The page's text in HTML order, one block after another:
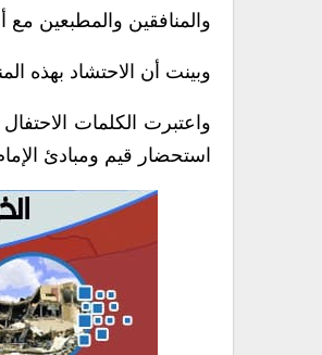
والمنافقين والمطبعين مع
وبينت أن الاحتشاد بهذه
واعتبرت الكلمات
استحضار قيم ومبادئ